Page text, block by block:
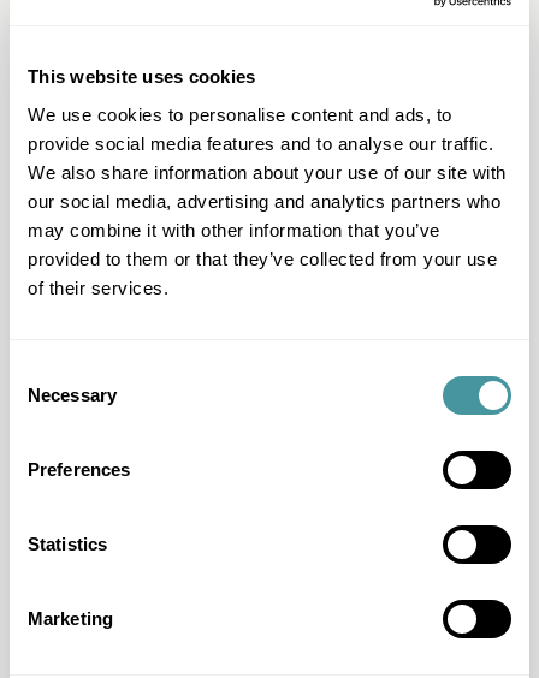
This website uses cookies
We use cookies to personalise content and ads, to
provide social media features and to analyse our traffic.
We also share information about your use of our site with
our social media, advertising and analytics partners who
may combine it with other information that you’ve
provided to them or that they’ve collected from your use
of their services.
Selection
Necessary
Preferences
Statistics
Marketing
anders in visie en aanpak. Het is een geïntegreerd en
mensgericht betaalecosysteem dat betaling, of een
andere oplossing, wil bekomen door te begrijpen waarom
iemand laattijdig of niet betaalt.
In functie van de reden,
stellen we een andere aanpak voorop.
Doorgaans gaat het om deze 3 omstandigheden en
oplossingen:
oplossingen aan en begeleiden naar hulpverlening, zodat
betalen, wordt tot betaling gebracht.